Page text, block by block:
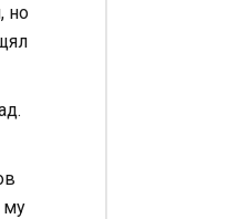
но
му